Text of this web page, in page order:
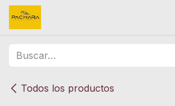
Ir al contenido
Todos los productos